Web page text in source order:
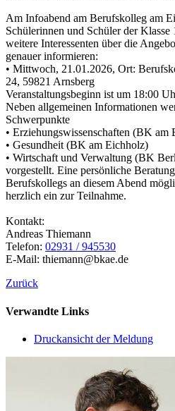
Am Infoabend am Berufskolleg am
Schülerinnen und Schüler der
weitere Interessenten über die
genauer informieren:
• Mittwoch, 21.01.2026, Ort:
24, 59821 Arnsberg
Veranstaltungsbeginn ist um 18:00
Neben allgemeinen Informationen
Schwerpunkte
• Erziehungswissenschaften (BK am
• Gesundheit (BK am Eichholz)
• Wirtschaft und Verwaltung (BK
vorgestellt. Eine persönliche
Berufskollegs an diesem Abend
herzlich ein zur Teilnahme.
Kontakt:
Andreas Thiemann
Telefon: 02931 / 945530
E-Mail: thiemann@bkae.de
Zurück
Verwandte Links
Druckansicht der Meldung